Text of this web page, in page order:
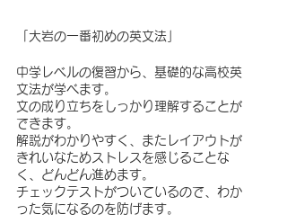
「大岩の一番初めの英文法」
中学レベルの復習から、基礎的な高校英
文法が学べます。
文の成り立ちをしっかり理解することが
できます。
解説がわかりやすく、またレイアウトが
きれいなためストレスを感じることな
く、どんどん進めます。
チェックテストがついているので、わか
った気になるのを防げます。